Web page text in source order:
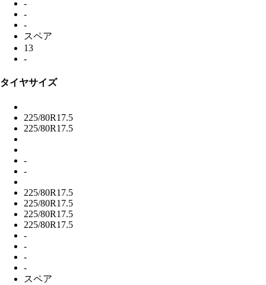
-
-
-
スペア
13
-
タイヤサイズ
225/80R17.5
225/80R17.5
-
-
225/80R17.5
225/80R17.5
225/80R17.5
225/80R17.5
-
-
-
-
スペア